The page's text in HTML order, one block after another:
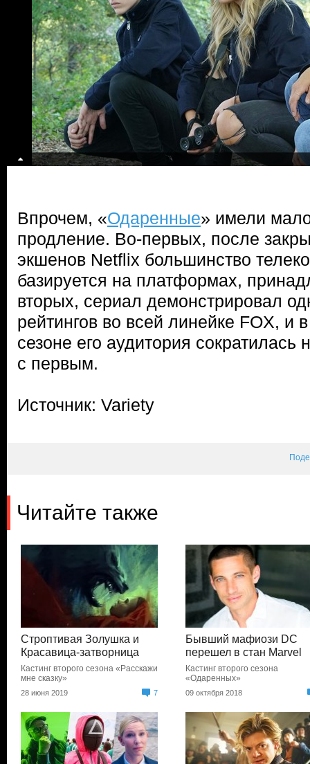
Впрочем, «Одаренные» имели
продление. Во-первых, после
экшенов Netflix большинство
базируется на платформах,
вторых, сериал демонстрировал
рейтингов во всей линейке FOX, и
сезоне его аудитория
с первым.
Источник: Variety
Читайте также
Строптивая Золушка и
Красавица-затворница
Кастинг второго сезона «Расскажи
мне сказку»
28 июня 2019 7
Бывший мафиози DC
перешел в стан Marvel
Кастинг второго сезона
«Одаренных»
09 октября 2018